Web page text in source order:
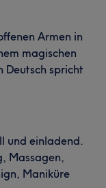
Armen in
magischen
Deutsch spricht
und einladend.
Massagen,
Maniküre